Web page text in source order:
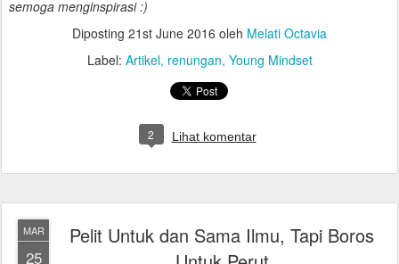
semoga menginspirasi :)
Diposting 21st June 2016 oleh Melati Octavia
Label: Artikel renungan Young Mindset
2 Lihat komentar
MAR
25
Pelit Untuk dan Sama Ilmu, Tapi Boros